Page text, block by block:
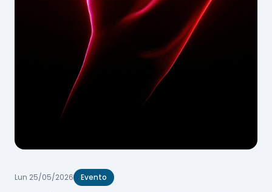
Lun 25/05/2026 Evento